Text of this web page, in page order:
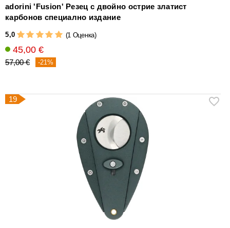
adorini 'Fusion' Резец с двойно острие златист
карбонов специално издание
5,0 (1 Оценка)
45,00 €
57,00 € -21%
19